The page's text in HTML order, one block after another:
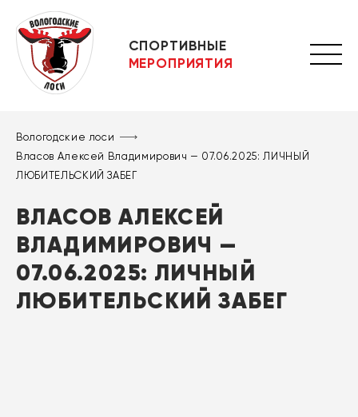
СПОРТИВНЫЕ
МЕРОПРИЯТИЯ
Вологодские лоси
Власов Алексей Владимирович — 07.06.2025: ЛИЧНЫЙ
ЛЮБИТЕЛЬСКИЙ ЗАБЕГ
ВЛАСОВ АЛЕКСЕЙ
ВЛАДИМИРОВИЧ —
07.06.2025: ЛИЧНЫЙ
ЛЮБИТЕЛЬСКИЙ ЗАБЕГ